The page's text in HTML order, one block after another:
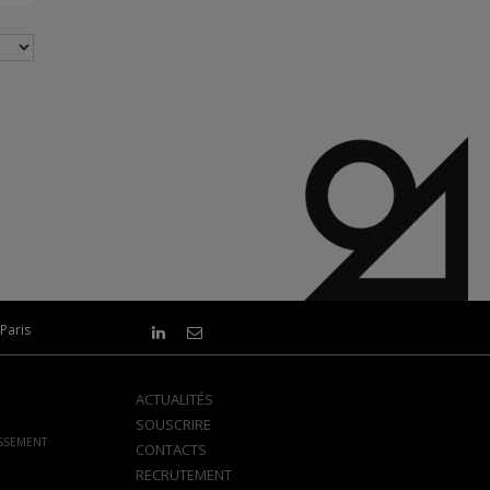
ACTUALITÉS
SOUSCRIRE
CONTACTS
RECRUTEMENT